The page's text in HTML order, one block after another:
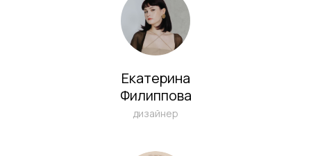
Екатерина
Филиппова
дизайнер
Написать в Telegram
ОТПРАВИТЬ